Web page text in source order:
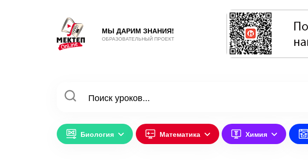
МЫ ДАРИМ ЗНАНИЯ!
ОБРАЗОВАТЕЛЬНЫЙ ПРОЕКТ
Биология Математика Химия